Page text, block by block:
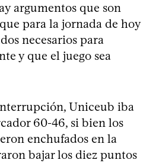
argumentos que son
para la jornada de hoy
necesarios para
y que el juego sea
Uniceub iba
60-46, si bien los
enchufados en la
bajar los diez puntos